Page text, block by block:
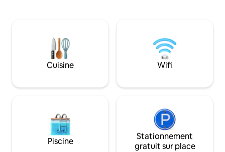
escapades
d’Hauterives . Au plaisir de vous recevoir
Mireille & Noël
Cuisine Wifi
Piscine
Stationnement
gratuit sur place